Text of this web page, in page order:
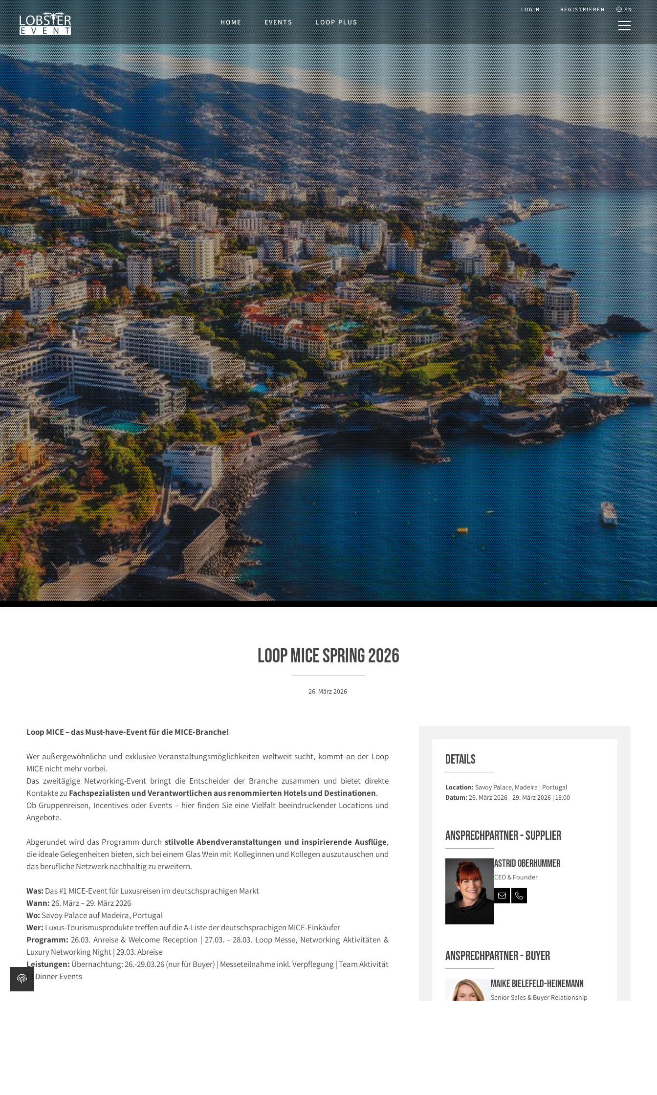
HOME EVENTS LOOP PLUS
LOGIN REGISTRIEREN EN
Loop MICE Spring 2026
26. März 2026
Loop MICE – das Must-have-Event für die MICE-Branche!
Wer außergewöhnliche und exklusive Veranstaltungsmöglichkeiten weltweit sucht, kommt an der Loop
MICE nicht mehr vorbei.
Das zweitägige Networking-Event bringt die Entscheider der Branche zusammen und bietet direkte
Kontakte zu Fachspezialisten und Verantwortlichen aus renommierten Hotels und Destinationen.
Ob Gruppenreisen, Incentives oder Events – hier finden Sie eine Vielfalt beeindruckender Locations und
Angebote.
Abgerundet wird das Programm durch stilvolle Abendveranstaltungen und inspirierende Ausflüge,
die ideale Gelegenheiten bieten, sich bei einem Glas Wein mit Kolleginnen und Kollegen auszutauschen und
das berufliche Netzwerk nachhaltig zu erweitern.
Was: Das #1 MICE-Event für Luxusreisen im deutschsprachigen Markt
Wann:26. März – 29. März 2026
Wo: Savoy Palace auf Madeira, Portugal
Wer: Luxus-Tourismusprodukte treffen auf die A-Liste der deutschsprachigen MICE-Einkäufer
Programm: 26.03. Anreise & Welcome Reception | 27.03. - 28.03. Loop Messe, Networking Aktivitäten &
Luxury Networking Night | 29.03. Abreise
Leistungen: Übernachtung: 26.-29.03.26 (nur für Buyer) | Messeteilnahme inkl. Verpflegung | Team Aktivität
| 3 Dinner Events
Details
Location: Savoy Palace, Madeira | Portugal
Datum:
26. März 2026 - 29. März 2026 | 18:00
Ansprechpartner - Supplier
Astrid Oberhummer
CEO & Founder
Ansprechpartner - Buyer
Maike Bielefeld-Heinemann
Senior Sales & Buyer Relationship